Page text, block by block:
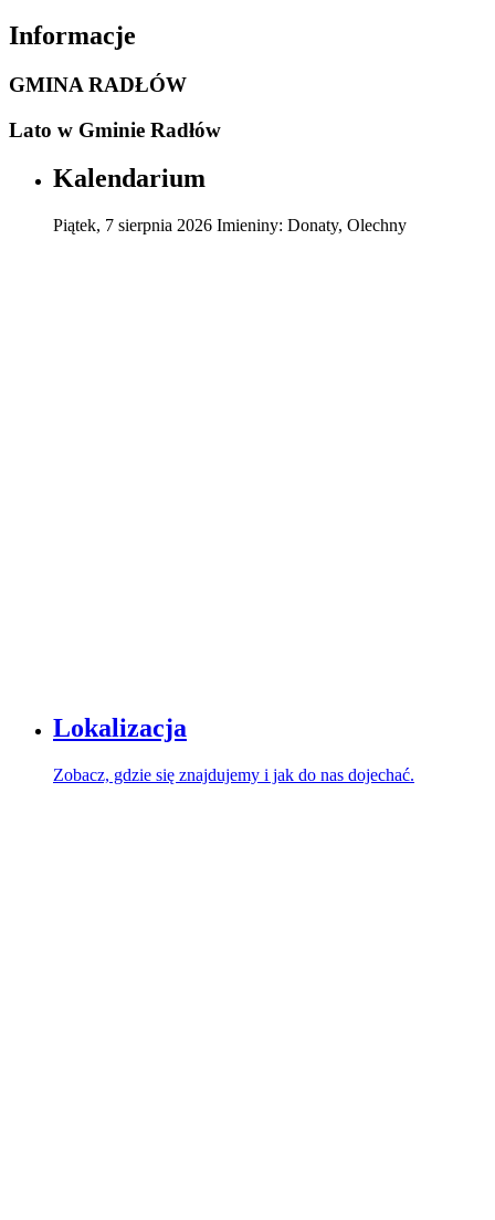
Informacje
GMINA RADŁÓW
Lato w Gminie Radłów
Kalendarium
Piątek, 7 sierpnia 2026 Imieniny: Donaty, Olechny
Lokalizacja
Zobacz, gdzie się znajdujemy i jak do nas dojechać.